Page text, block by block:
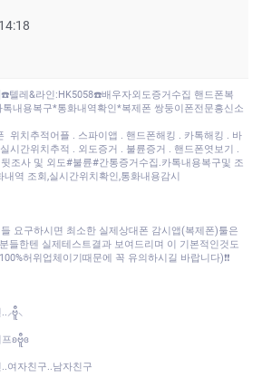
텔레&라인:HK5058☎️배우자외도증거수집 핸드폰복
내용복구*통화내역확인*복제폰 쌍둥이폰전문흥신소
위치추적어플 . 스파이앱 . 핸드폰해킹 . 카톡해킹 . 바
시간위치추적 . 외도증거 . 불륜증거 . 핸드폰엿보기 .
조사 및 외도#불륜#간통증거수집.카톡내용복구및 조
역 조회,실시간위치확인,통화내용감시
들 요구하시면 최소한 실제상대폰 감시앱(복제폰)툴은
들한텐 실제테스트결과 보여드리며 이 기본적인것도
허위업체이기때문에 꼭 유의하시길 바랍니다)❗❗
ဗီူ⸜
ʚဗီူɞ
여자친구..남자친구